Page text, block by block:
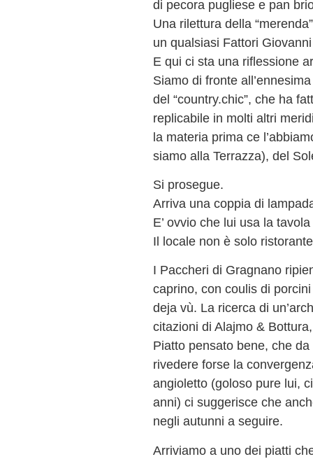
di pecora pugliese e pan
Una rilettura della
un qualsiasi Fattori
E qui ci sta una riflessione
Siamo di fronte
del “country.chic”, che ha
replicabile in molti altri
la materia prima ce
siamo alla Terrazza), del
Si prosegue.
Arriva una coppia di
E’ ovvio che lui usa la
Il locale non è solo
I Paccheri di Gragnano
caprino, con coulis di
deja vù. La ricerca di
citazioni di Alajmo &
Piatto pensato bene, che
rivedere forse la
angioletto (goloso pure lui,
anni) ci suggerisce che
negli autunni a seguire.
Arriviamo a uno dei piatti